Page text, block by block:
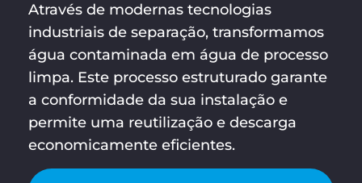
Através de modernas tecnologias
industriais de separação, transformamos
água contaminada em água de processo
limpa. Este processo estruturado garante
a conformidade da sua instalação e
permite uma reutilização e descarga
economicamente eficientes.